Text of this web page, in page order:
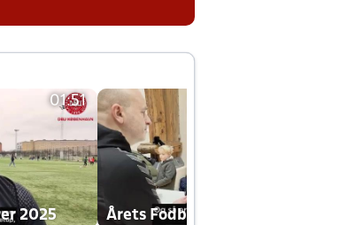
01:51
2025 Årets Fodboldklub 2025 mp4